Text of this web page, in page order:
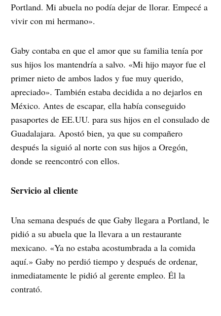
Portland. Mi abuela no podía dejar de llorar. Empecé a
vivir con mi hermano».
Gaby contaba en que el amor que su familia tenía por
sus hijos los mantendría a salvo. «Mi hijo mayor fue el
primer nieto de ambos lados y fue muy querido,
apreciado». También estaba decidida a no dejarlos en
México. Antes de escapar, ella había conseguido
pasaportes de EE.UU. para sus hijos en el consulado de
Guadalajara. Apostó bien, ya que su compañero
después la siguió al norte con sus hijos a Oregón,
donde se reencontró con ellos.
Servicio al cliente
Una semana después de que Gaby llegara a Portland, le
pidió a su abuela que la llevara a un restaurante
mexicano. «Ya no estaba acostumbrada a la comida
aquí.» Gaby no perdió tiempo y después de ordenar,
inmediatamente le pidió al gerente empleo. Él la
contrató.